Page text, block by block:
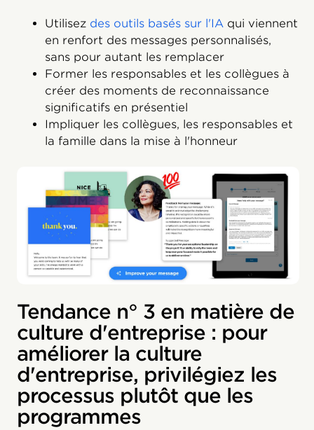
Utilisez des outils basés sur l'IA qui viennent
en renfort des messages personnalisés,
sans pour autant les remplacer
Former les responsables et les collègues à
créer des moments de reconnaissance
significatifs en présentiel
Impliquer les collègues, les responsables et
la famille dans la mise à l'honneur
Tendance n° 3 en matière de
culture d'entreprise : pour
améliorer la culture
d'entreprise, privilégiez les
processus plutôt que les
programmes